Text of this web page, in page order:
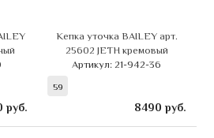
руб.
Кепка уточка BAILEY арт.
25602 JETH кремовый
Артикул: 21-942-36
59
8490 руб.